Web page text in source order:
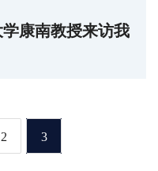
康南教授来访我
2 3